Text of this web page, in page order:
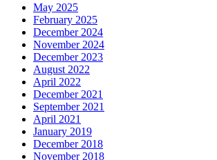
May 2025
February 2025
December 2024
November 2024
December 2023
August 2022
April 2022
December 2021
September 2021
April 2021
January 2019
December 2018
November 2018